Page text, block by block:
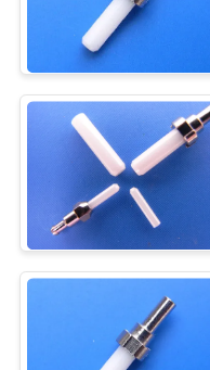
DEMANDEZ
UNE
CITATION
PLAN
SITE
POLICY
Fiber
Fiber